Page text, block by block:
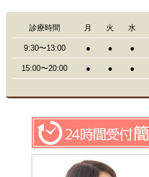
診療時間 月 火 水
9:30〜13:00 ● ● ●
15:00〜20:00 ● ● ●